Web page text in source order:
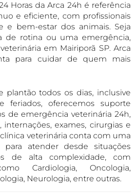
Horas da Arca 24h é referência
e eficiente, com profissionais
e bem-estar dos animais. Seja
de rotina ou uma emergência,
em Mairiporã SP. Arca
para cuidar de quem mais
plantão todos os dias, inclusive
feriados, oferecemos suporte
de emergência veterinária 24h,
internações, exames, cirurgias e
veterinária conta com uma
para atender desde situações
de alta complexidade, com
Cardiologia, Oncologia,
Neurologia, entre outras.